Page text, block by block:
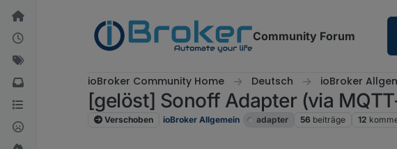
Weiter zum Inhalt
Community Forum
ioBroker Community Home Deutsch ioBroker
[gelöst] Sonoff Adapter (via
Verschoben ioBroker Allgemein adapter 56 beiträge 12